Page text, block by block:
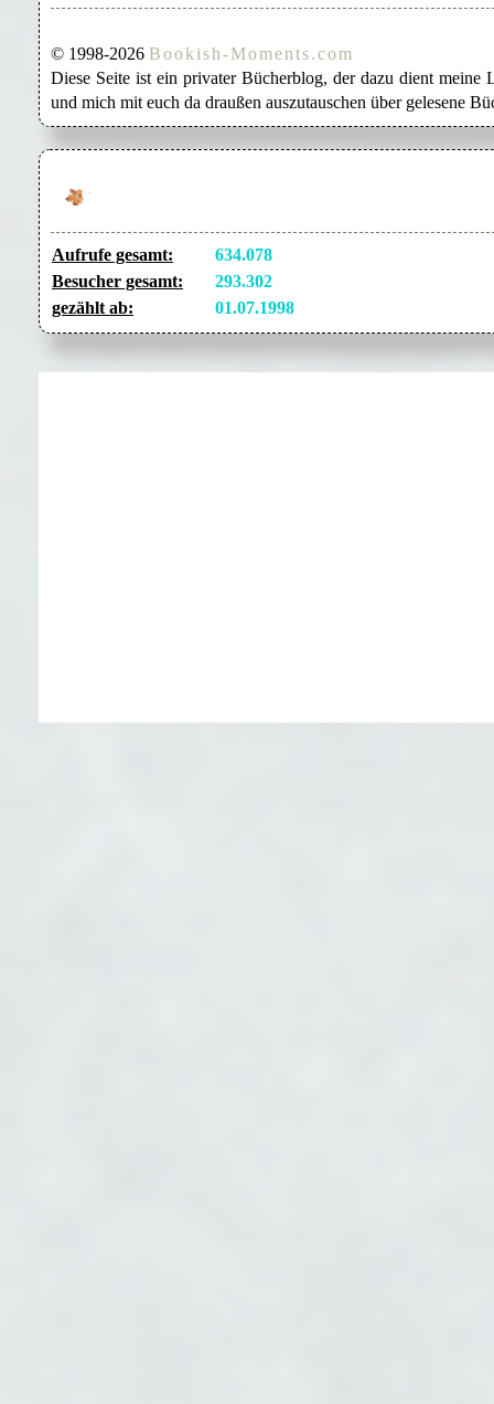
© 1998-2026 Bookish-Moments.com
Diese Seite ist ein privater Bücherblog, der dazu dient meine
und mich mit euch da draußen auszutauschen über gelesene
Aufrufe gesamt:
634.078
Besucher gesamt:
293.302
gezählt ab:
01.07.1998